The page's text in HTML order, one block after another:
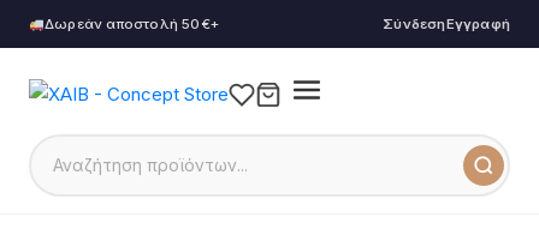
Δωρεάν αποστολή 50€+ ΣύνδεσηΕγγραφή